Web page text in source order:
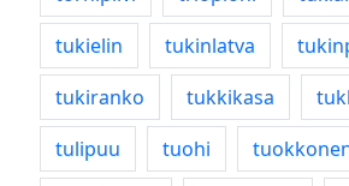
tukielin
tukinlatva
tukiranko
tukkikasa
tulipuu
tuohi